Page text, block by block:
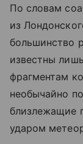
По словам
из
большинство
известны
фрагментам
необычайно
близлежащие
ударом